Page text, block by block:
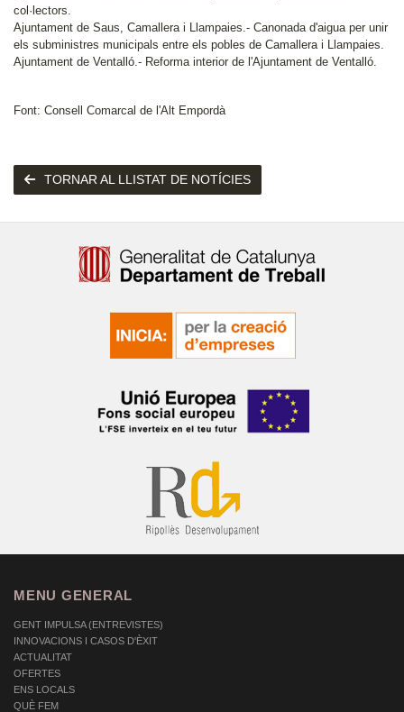
col·lectors.
Ajuntament de Saus, Camallera i Llampaies.- Canonada d'aigua per unir
els subministres municipals entre els pobles de Camallera i Llampaies.
Ajuntament de Ventalló.- Reforma interior de l'Ajuntament de Ventalló.
Font: Consell Comarcal de l'Alt Empordà
TORNAR AL LLISTAT DE NOTÍCIES
MENU GENERAL
GENT IMPULSA (ENTREVISTES)
INNOVACIONS I CASOS D'ÈXIT
ACTUALITAT
OFERTES
ENS LOCALS
QUÈ FEM